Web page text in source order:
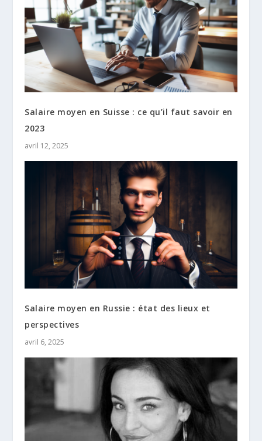
Salaire moyen en Suisse : ce qu’il faut savoir en
2023
avril 12, 2025
Salaire moyen en Russie : état des lieux et
perspectives
avril 6, 2025